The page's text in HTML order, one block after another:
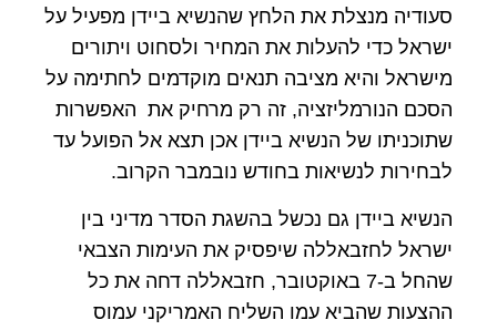
סעודיה מנצלת את הלחץ שהנשיא ביידן מפעיל על
ישראל כדי להעלות את המחיר ולסחוט ויתורים
מישראל והיא מציבה תנאים מוקדמים לחתימה על
הסכם הנורמליזציה, זה רק מרחיק את האפשרות
שתוכניתו של הנשיא ביידן אכן תצא אל הפועל עד
לבחירות לנשיאות בחודש נובמבר הקרוב.
הנשיא ביידן גם נכשל בהשגת הסדר מדיני בין
ישראל לחזבאללה שיפסיק את העימות הצבאי
שהחל ב-7 באוקטובר, חזבאללה דחה את כל
ההצעות שהביא עמו השליח האמריקני עמוס